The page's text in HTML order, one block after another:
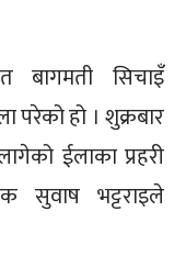
बागमती सिचाइँ
परेको हो । शुक्रबार
ईलाका प्रहरी
सुवाष भट्टराइले